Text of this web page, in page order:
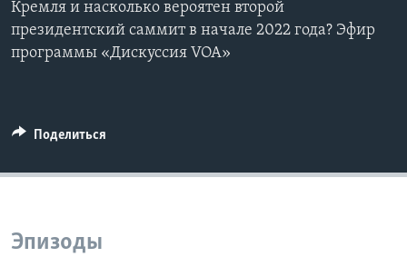
Кремля и насколько вероятен второй
президентский саммит в начале 2022 года? Эфир
программы «Дискуссия VOA»
Поделиться
Эпизоды